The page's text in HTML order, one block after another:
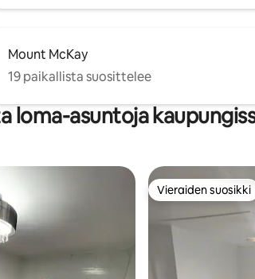
Mount McKay
19 paikallista suosittelee
loma-asuntoja
Vieraiden suosikki
Vieraiden suosikki